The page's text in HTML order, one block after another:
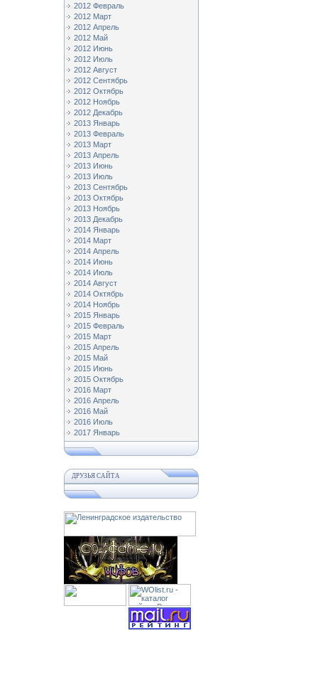
2012 Февраль
2012 Март
2012 Апрель
2012 Май
2012 Июнь
2012 Июль
2012 Август
2012 Сентябрь
2012 Октябрь
2012 Ноябрь
2012 Декабрь
2013 Январь
2013 Февраль
2013 Март
2013 Апрель
2013 Июнь
2013 Июль
2013 Сентябрь
2013 Октябрь
2013 Ноябрь
2013 Декабрь
2014 Январь
2014 Март
2014 Апрель
2014 Июнь
2014 Июль
2014 Август
2014 Октябрь
2014 Ноябрь
2015 Январь
2015 Февраль
2015 Март
2015 Апрель
2015 Май
2015 Июнь
2015 Октябрь
2016 Март
2016 Апрель
2016 Май
2016 Июль
2017 Январь
ДРУЗЬЯ САЙТА